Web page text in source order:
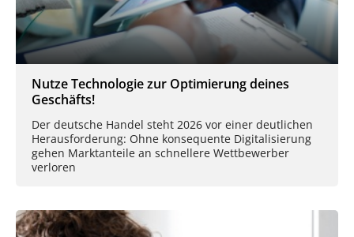
Nutze Technologie zur Optimierung deines
Geschäfts!
Der deutsche Handel steht 2026 vor einer deutlichen
Herausforderung: Ohne konsequente Digitalisierung
gehen Marktanteile an schnellere Wettbewerber
verloren